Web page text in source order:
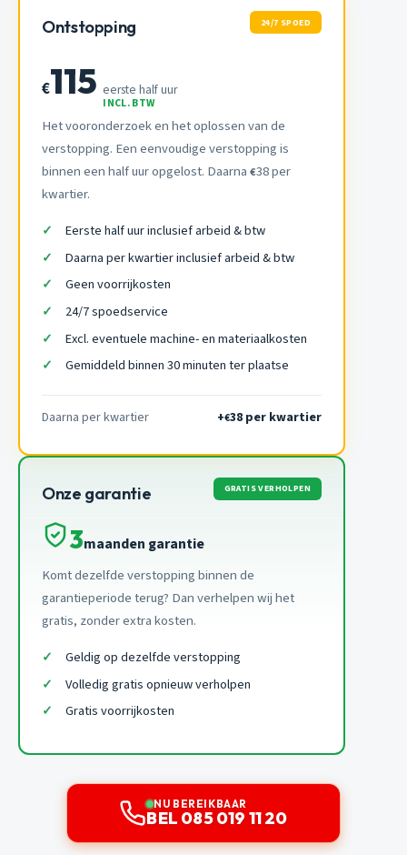
Ontstopping 24/7 SPOED
€115 eerste half uur
INCL. BTW
Het vooronderzoek en het oplossen van de
verstopping. Een eenvoudige verstopping is
binnen een half uur opgelost. Daarna €38 per
kwartier.
Eerste half uur inclusief arbeid & btw
Daarna per kwartier inclusief arbeid & btw
Geen voorrijkosten
24/7 spoedservice
Excl. eventuele machine- en materiaalkosten
Gemiddeld binnen 30 minuten ter plaatse
Daarna per kwartier +€38 per kwartier
Onze garantie GRATIS VERHOLPEN
3maanden garantie
Komt dezelfde verstopping binnen de
garantieperiode terug? Dan verhelpen wij het
gratis, zonder extra kosten.
Geldig op dezelfde verstopping
Volledig gratis opnieuw verholpen
Gratis voorrijkosten
NU BEREIKBAAR
BEL 085 019 11 20